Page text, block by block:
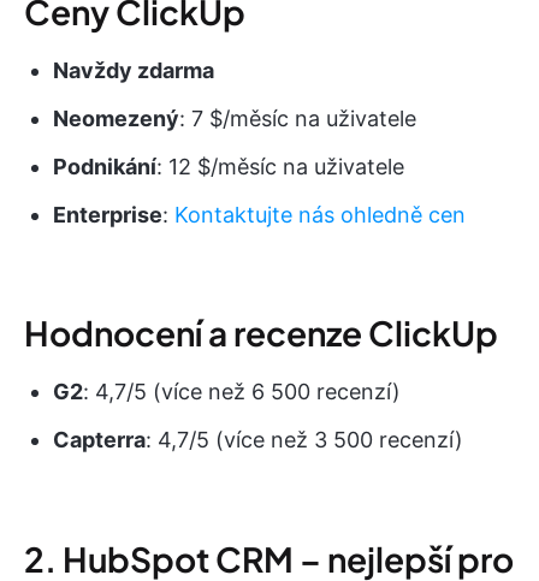
Ceny ClickUp
Navždy zdarma
Neomezený: 7 $/měsíc na uživatele
Podnikání: 12 $/měsíc na uživatele
Enterprise: Kontaktujte nás ohledně cen
Hodnocení a recenze ClickUp
G2: 4,7/5 (více než 6 500 recenzí)
Capterra: 4,7/5 (více než 3 500 recenzí)
2. HubSpot CRM – nejlepší pro